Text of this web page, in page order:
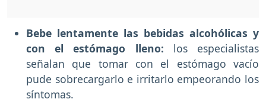
Bebe lentamente las bebidas alcohólicas y
con el estómago lleno: los especialistas
señalan que tomar con el estómago vacío
pude sobrecargarlo e irritarlo empeorando los
síntomas.